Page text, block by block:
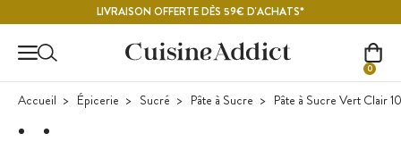
LIVRAISON OFFERTE DÈS 59€ D'ACHATS*
0
Accueil Épicerie Sucré Pâte à Sucre Pâte à Sucre Vert Clair